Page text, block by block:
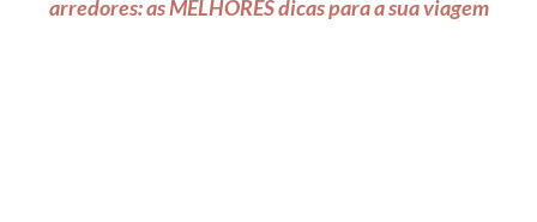
arredores: as MELHORES dicas para a sua viagem